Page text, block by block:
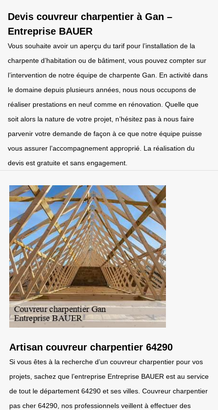
Devis couvreur charpentier à Gan –
Entreprise BAUER
Vous souhaite avoir un aperçu du tarif pour l’installation de la
charpente d’habitation ou de bâtiment, vous pouvez compter sur
l’intervention de notre équipe de charpente Gan. En activité dans
le domaine depuis plusieurs années, nous nous occupons de
réaliser prestations en neuf comme en rénovation. Quelle que
soit alors la nature de votre projet, n’hésitez pas à nous faire
parvenir votre demande de façon à ce que notre équipe puisse
vous assurer l’accompagnement approprié. La réalisation du
devis est gratuite et sans engagement.
Artisan couvreur charpentier 64290
Si vous êtes à la recherche d’un couvreur charpentier pour vos
projets, sachez que l’entreprise Entreprise BAUER est au service
de tout le département 64290 et ses villes. Couvreur charpentier
pas cher 64290, nos professionnels veillent à effectuer des